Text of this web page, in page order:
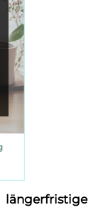
längerfristige